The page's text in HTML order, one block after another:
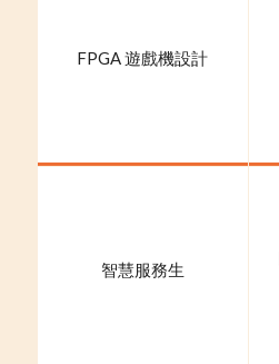
FPGA 遊戲機設計
智慧服務生